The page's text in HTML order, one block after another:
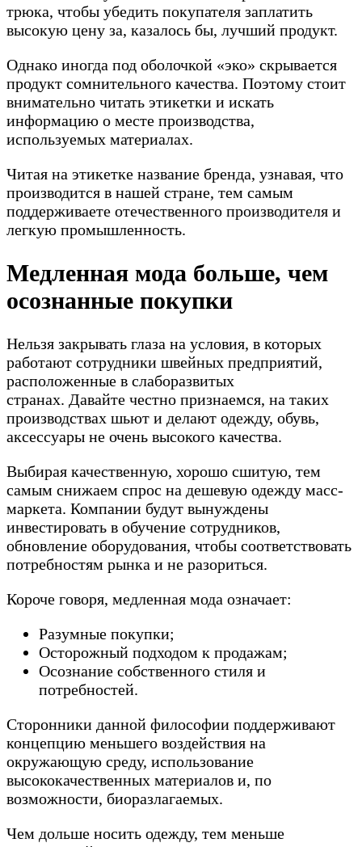
трюка, чтобы убедить покупателя заплатить
высокую цену за, казалось бы, лучший продукт.
Однако иногда под оболочкой «эко» скрывается
продукт сомнительного качества. Поэтому стоит
внимательно читать этикетки и искать
информацию о месте производства,
используемых материалах.
Читая на этикетке название бренда, узнавая, что
производится в нашей стране, тем самым
поддерживаете отечественного производителя и
легкую промышленность.
Медленная мода больше, чем
осознанные покупки
Нельзя закрывать глаза на условия, в которых
работают сотрудники швейных предприятий,
расположенные в слаборазвитых
странах. Давайте честно признаемся, на таких
производствах шьют и делают одежду, обувь,
аксессуары не очень высокого качества.
Выбирая качественную, хорошо сшитую, тем
самым снижаем спрос на дешевую одежду масс-
маркета. Компании будут вынуждены
инвестировать в обучение сотрудников,
обновление оборудования, чтобы соответствовать
потребностям рынка и не разориться.
Короче говоря, медленная мода означает:
Разумные покупки;
Осторожный подходом к продажам;
Осознание собственного стиля и
потребностей.
Сторонники данной философии поддерживают
концепцию меньшего воздействия на
окружающую среду, использование
высококачественных материалов и, по
возможности, биоразлагаемых.
Чем дольше носить одежду, тем меньше